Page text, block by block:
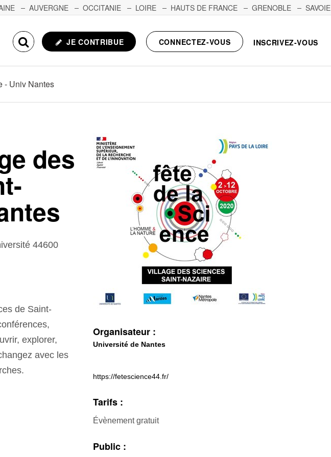
AUVERGNE OCCITANIE LOIRE HAUTS DE FRANCE GRENOBLE
SAVOIE
JE CONTRIBUE CONNECTEZ-VOUS INSCRIVEZ-VOUS
- Univ Nantes
des
44600
de Saint-
explorer,
avec les
Organisateur :
Université de Nantes
https://fetescience44.fr/
Tarifs :
Évènement gratuit
Public :